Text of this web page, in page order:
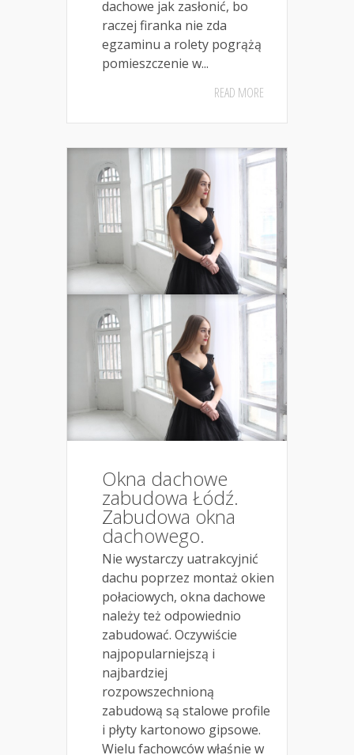
dachowe jak zasłonić, bo
raczej firanka nie zda
egzaminu a rolety pogrążą
pomieszczenie w...
READ MORE
Okna dachowe
zabudowa Łódź.
Zabudowa okna
dachowego.
Nie wystarczy uatrakcyjnić
dachu poprzez montaż okien
połaciowych, okna dachowe
należy też odpowiednio
zabudować. Oczywiście
najpopularniejszą i
najbardziej
rozpowszechnioną
zabudową są stalowe profile
i płyty kartonowo gipsowe.
Wielu fachowców właśnie w